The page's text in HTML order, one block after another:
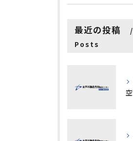
最近の投稿
Posts